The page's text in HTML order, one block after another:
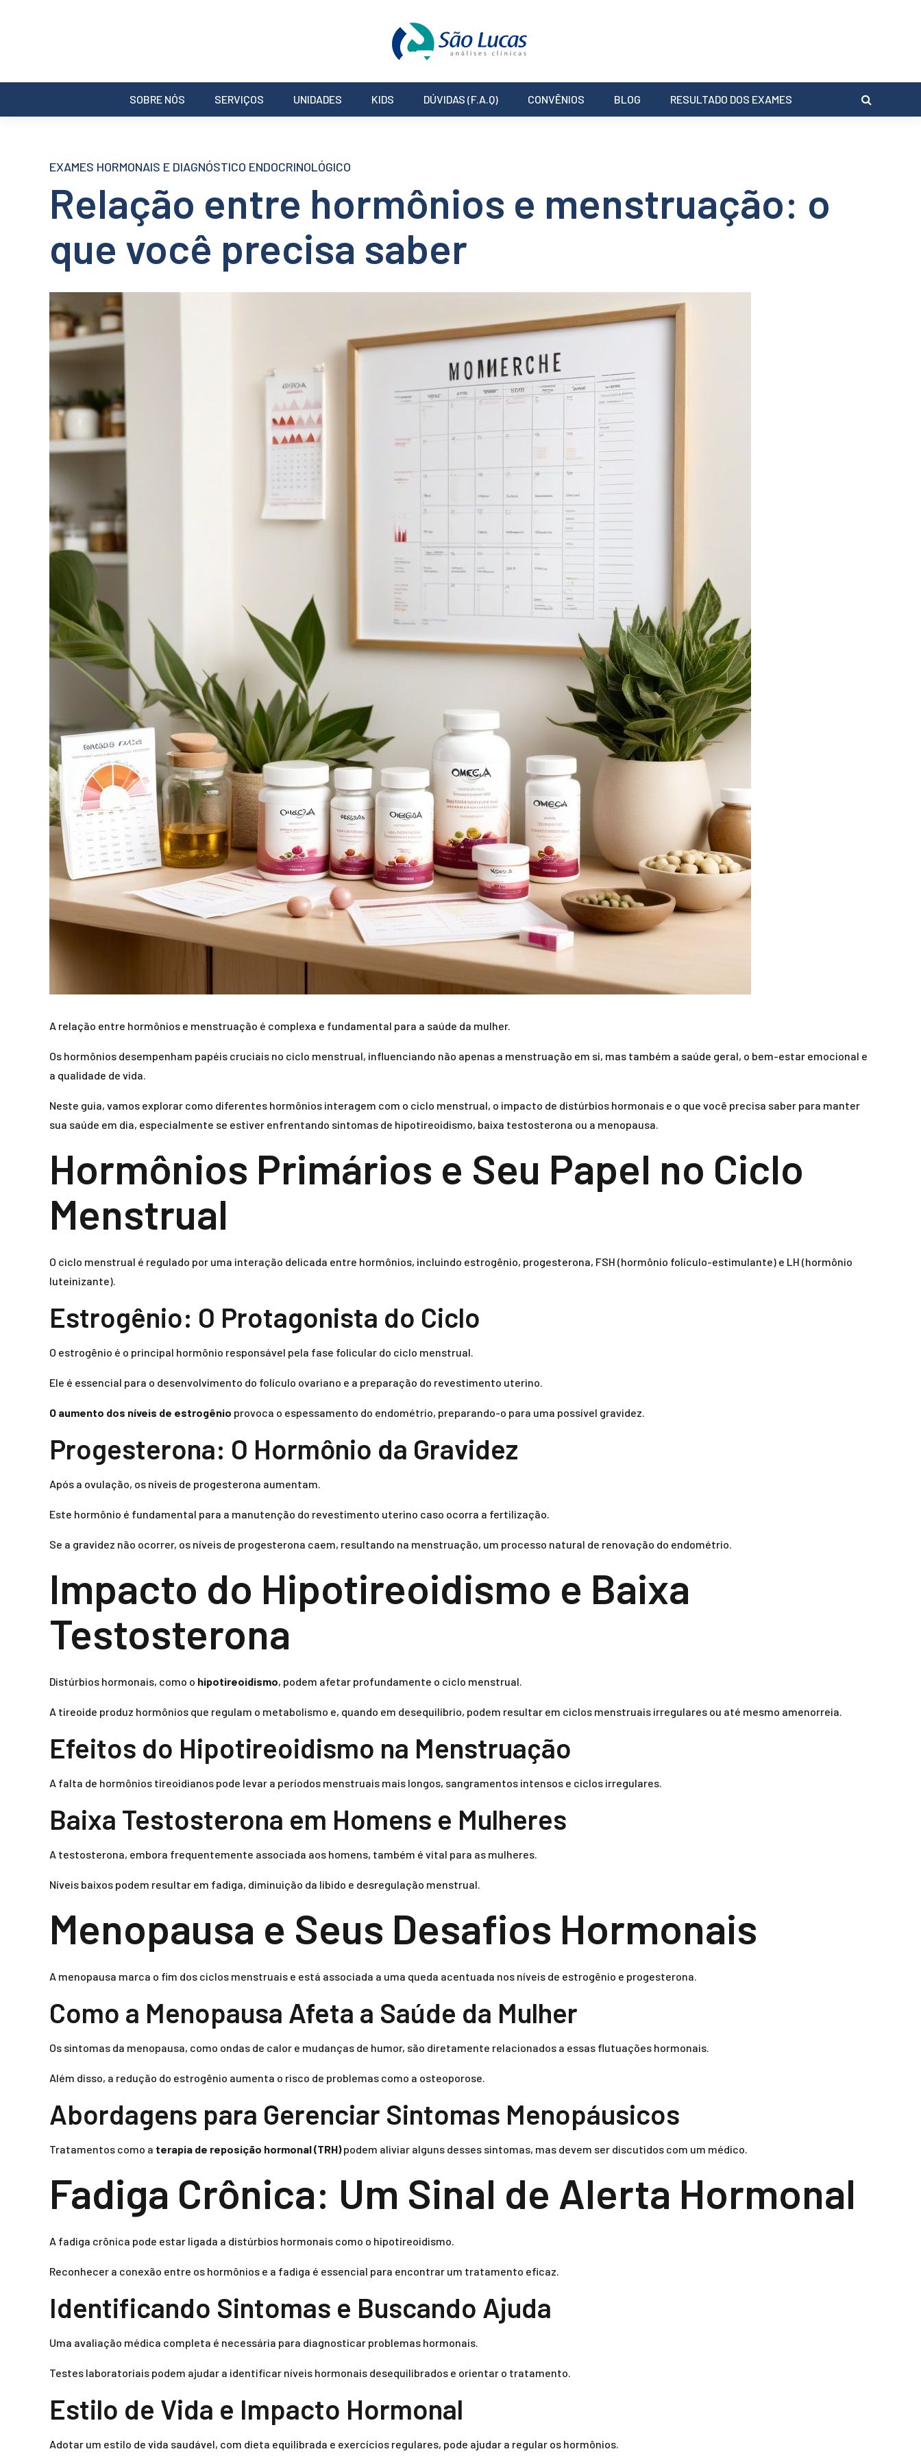
SOBRE NÓS SERVIÇOS UNIDADES KIDS DÚVIDAS (F.A.Q) CONVÊNIOS BLOG RESULTADO DOS EXAMES
EXAMES HORMONAIS E DIAGNÓSTICO ENDOCRINOLÓGICO
Relação entre hormônios e menstruação: o
que você precisa saber
A relação entre hormônios e menstruação é complexa e fundamental para a saúde da mulher.
Os hormônios desempenham papéis cruciais no ciclo menstrual, influenciando não apenas a menstruação em si, mas também a saúde geral, o bem-estar emocional e
a qualidade de vida.
Neste guia, vamos explorar como diferentes hormônios interagem com o ciclo menstrual, o impacto de distúrbios hormonais e o que você precisa saber para manter
sua saúde em dia, especialmente se estiver enfrentando sintomas de hipotireoidismo, baixa testosterona ou a menopausa.
Hormônios Primários e Seu Papel no Ciclo
Menstrual
O ciclo menstrual é regulado por uma interação delicada entre hormônios, incluindo estrogênio, progesterona, FSH (hormônio folículo-estimulante) e LH (hormônio
luteinizante).
Estrogênio: O Protagonista do Ciclo
O estrogênio é o principal hormônio responsável pela fase folicular do ciclo menstrual.
Ele é essencial para o desenvolvimento do folículo ovariano e a preparação do revestimento uterino.
O aumento dos níveis de estrogênio provoca o espessamento do endométrio, preparando-o para uma possível gravidez.
Progesterona: O Hormônio da Gravidez
Após a ovulação, os níveis de progesterona aumentam.
Este hormônio é fundamental para a manutenção do revestimento uterino caso ocorra a fertilização.
Se a gravidez não ocorrer, os níveis de progesterona caem, resultando na menstruação, um processo natural de renovação do endométrio.
Impacto do Hipotireoidismo e Baixa
Testosterona
Distúrbios hormonais, como o hipotireoidismo, podem afetar profundamente o ciclo menstrual.
A tireoide produz hormônios que regulam o metabolismo e, quando em desequilíbrio, podem resultar em ciclos menstruais irregulares ou até mesmo amenorreia.
Efeitos do Hipotireoidismo na Menstruação
A falta de hormônios tireoidianos pode levar a períodos menstruais mais longos, sangramentos intensos e ciclos irregulares.
Baixa Testosterona em Homens e Mulheres
A testosterona, embora frequentemente associada aos homens, também é vital para as mulheres.
Níveis baixos podem resultar em fadiga, diminuição da libido e desregulação menstrual.
Menopausa e Seus Desafios Hormonais
A menopausa marca o fim dos ciclos menstruais e está associada a uma queda acentuada nos níveis de estrogênio e progesterona.
Como a Menopausa Afeta a Saúde da Mulher
Os sintomas da menopausa, como ondas de calor e mudanças de humor, são diretamente relacionados a essas flutuações hormonais.
Além disso, a redução do estrogênio aumenta o risco de problemas como a osteoporose.
Abordagens para Gerenciar Sintomas Menopáusicos
Tratamentos como a terapia de reposição hormonal (TRH)podem aliviar alguns desses sintomas, mas devem ser discutidos com um médico.
Fadiga Crônica: Um Sinal de Alerta Hormonal
A fadiga crônica pode estar ligada a distúrbios hormonais como o hipotireoidismo.
Reconhecer a conexão entre os hormônios e a fadiga é essencial para encontrar um tratamento eficaz.
Identificando Sintomas e Buscando Ajuda
Uma avaliação médica completa é necessária para diagnosticar problemas hormonais.
Testes laboratoriais podem ajudar a identificar níveis hormonais desequilibrados e orientar o tratamento.
Estilo de Vida e Impacto Hormonal
Adotar um estilo de vida saudável, com dieta equilibrada e exercícios regulares, pode ajudar a regular os hormônios.